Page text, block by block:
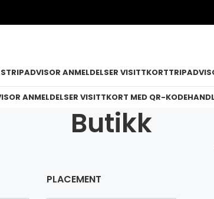
TRIPADVISOR ANMELDELSER VISITTKORT
ANMELDELSER VISITTKORT MED QR-KODE
Butikk
PLACEMENT